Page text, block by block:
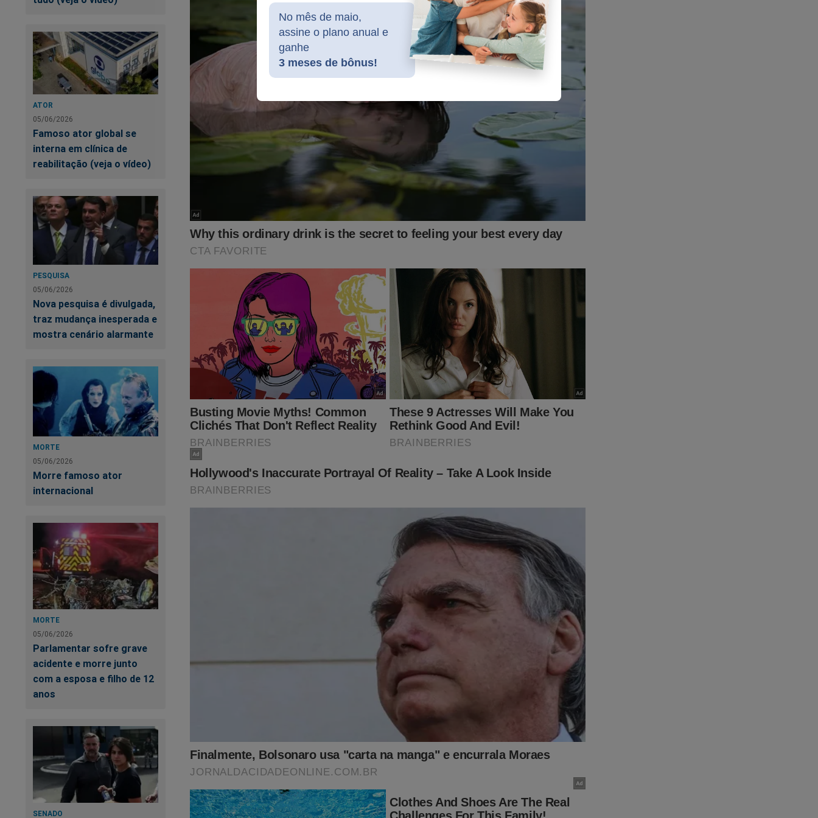
No mês de maio,
assine o plano anual e
ganhe
3 meses de bônus!
ATOR
05/06/2026
Famoso ator global se
interna em clínica de
reabilitação (veja o vídeo)
PESQUISA
05/06/2026
Nova pesquisa é divulgada,
traz mudança inesperada e
mostra cenário alarmante
MORTE
05/06/2026
Morre famoso ator
internacional
MORTE
05/06/2026
Parlamentar sofre grave
acidente e morre junto
com a esposa e filho de 12
anos
SENADO
https://www.conteudoconservador.com.br/products/o-fantasma-do-alvorada-a-volta-a-
cena-do-crime
O próprio Bolsonaro já conhece o livro: